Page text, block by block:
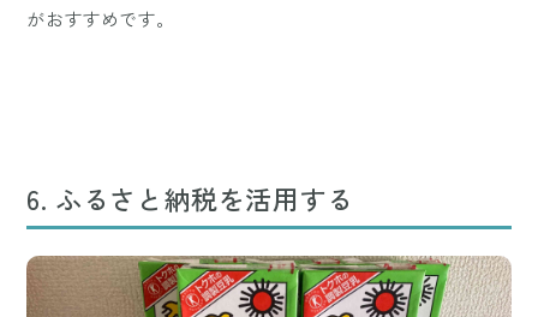
がおすすめです。
6. ふるさと納税を活用する